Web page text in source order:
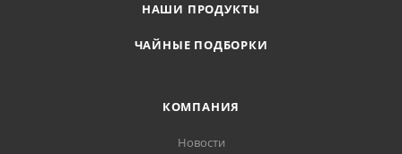
НАШИ ПРОДУКТЫ
ЧАЙНЫЕ ПОДБОРКИ
КОМПАНИЯ
Новости